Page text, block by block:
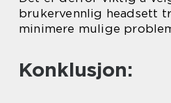
brukervennlig headsett
minimere mulige
Konklusjon: